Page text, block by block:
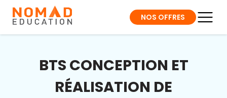
NOS OFFRES
BTS CONCEPTION ET
RÉALISATION DE